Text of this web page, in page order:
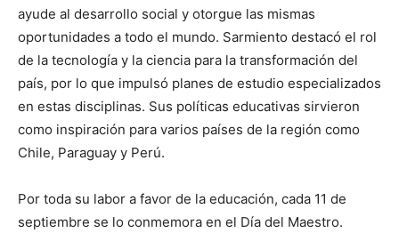
ayude al desarrollo social y otorgue las mismas
oportunidades a todo el mundo. Sarmiento destacó el rol
de la tecnología y la ciencia para la transformación del
país, por lo que impulsó planes de estudio especializados
en estas disciplinas. Sus políticas educativas sirvieron
como inspiración para varios países de la región como
Chile, Paraguay y Perú.
Por toda su labor a favor de la educación, cada 11 de
septiembre se lo conmemora en el Día del Maestro.